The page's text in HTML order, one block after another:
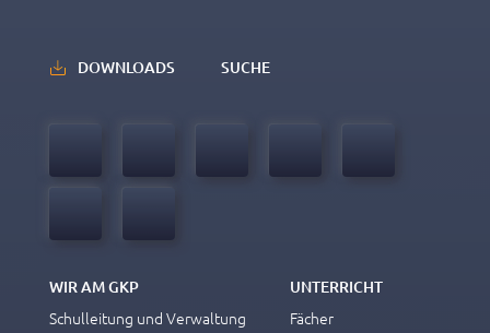
DOWNLOADS SUCHE
WIR AM GKP
Schulleitung und Verwaltung
UNTERRICHT
Fächer